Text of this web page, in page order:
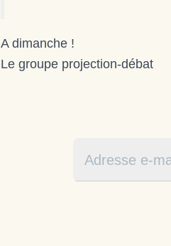
A dimanche !
Le groupe projection-débat